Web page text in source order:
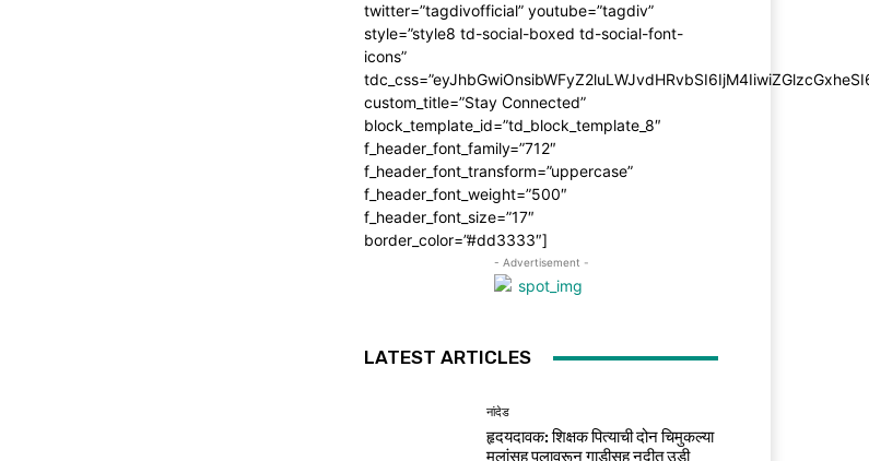
twitter=”tagdivofficial” youtube=”tagdiv”
style=”style8 td-social-boxed td-social-font-
icons”
custom_title=”Stay Connected”
block_template_id=”td_block_template_8″
f_header_font_family=”712″
f_header_font_transform=”uppercase”
f_header_font_weight=”500″
f_header_font_size=”17″
border_color=”#dd3333″]
- Advertisement -
LATEST ARTICLES
नांदेड
हृदयदावक: शिक्षक पित्याची दोन चिमुकल्या
मुलांसह पुलावरून गाडीसह नदीत उडी